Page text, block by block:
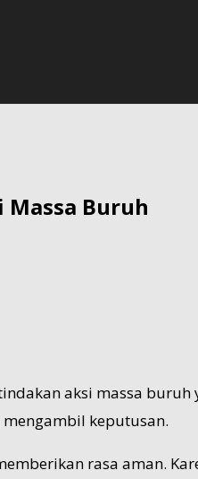
Buruh
aksi massa
keputusan.
rasa aman.